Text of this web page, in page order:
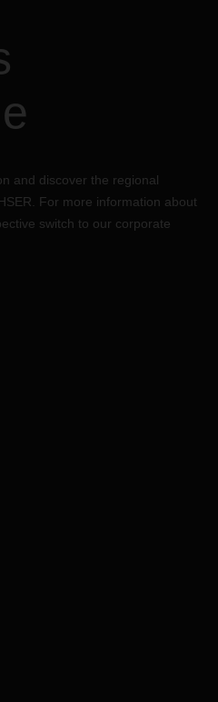
and discover the regional
For more information about
switch to our corporate